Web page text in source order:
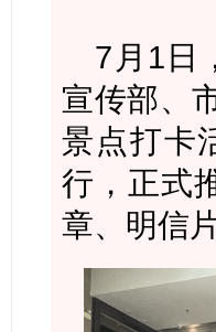
7月1日
宣传部、
景点打卡
行，正式
章、明信